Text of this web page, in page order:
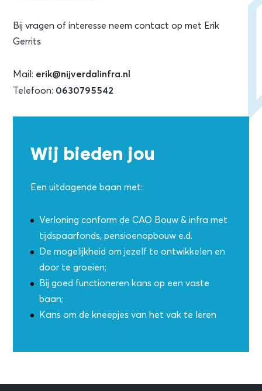
Bij vragen of interesse neem contact op met Erik
Gerrits
Mail: erik@nijverdalinfra.nl
Telefoon: 0630795542
Wij bieden jou
Een uitdagende baan met:
Verloning conform de CAO Bouw & infra met
tijdspaarfonds, pensioenopbouw e.d.
De mogelijkheid om jezelf te ontwikkelen en
door te groeien;
Bij goed functioneren kans op een vaste
baan;
Kans om de kneepjes van het vak te leren